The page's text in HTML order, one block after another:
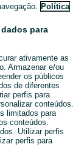
Política
para
ativamente as
Armazenar e/ou
os públicos
de diferentes
perfis para
conteúdos.
limitados para
conteúdos.
Utilizar perfis
perfis para